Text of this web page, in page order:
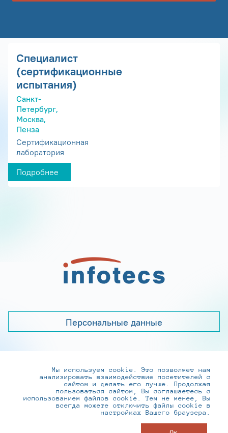
Специалист
(сертификационные
испытания)
Санкт-
Петербург,
Москва,
Пенза
Сертификационная
лаборатория
Подробнее
Персональные данные
+7 (495) 737-6192, 8-800-250-0-260
practice@infotecs.ru,hr@infotecs.ru
127273, г. Москва, Отрадная ул., 2Б строение 1
Мы используем cookie. Это позволяет нам
анализировать взаимодействие посетителей с
сайтом и делать его лучше. Продолжая
пользоваться сайтом, Вы соглашаетесь с
использованием файлов cookie. Тем не менее, Вы
всегда можете отключить файлы cookie в
настройках Вашего браузера.